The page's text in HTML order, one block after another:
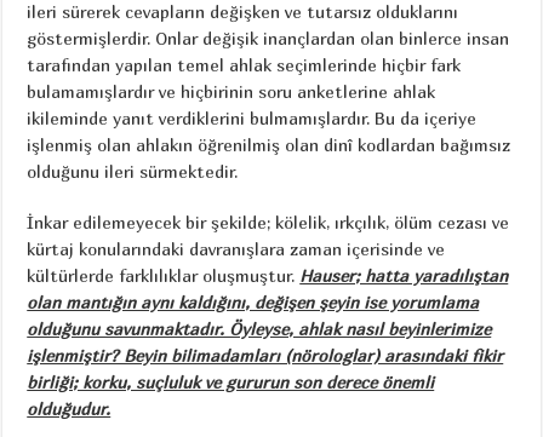
ileri sürerek cevapların değişken ve tutarsız olduklarını
göstermişlerdir. Onlar değişik inançlardan olan binlerce insan
tarafından yapılan temel ahlak seçimlerinde hiçbir fark
bulamamışlardır ve hiçbirinin soru anketlerine ahlak
ikileminde yanıt verdiklerini bulmamışlardır. Bu da içeriye
işlenmiş olan ahlakın öğrenilmiş olan dinî kodlardan bağımsız
olduğunu ileri sürmektedir.
İnkar edilemeyecek bir şekilde; kölelik, ırkçılık, ölüm cezası ve
kürtaj konularındaki davranışlara zaman içerisinde ve
kültürlerde farklılıklar oluşmuştur. Hauser; hatta yaradılıştan
olan mantığın aynı kaldığını, değişen şeyin ise yorumlama
olduğunu savunmaktadır. Öyleyse, ahlak nasıl beyinlerimize
işlenmiştir? Beyin bilimadamları (nörologlar) arasındaki fikir
birliği; korku, suçluluk ve gururun son derece önemli
olduğudur.